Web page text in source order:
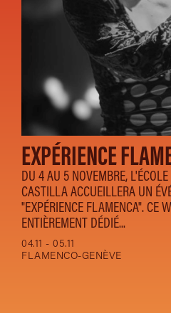
EXPÉRIENCE
DU 4 AU 5 NOVEMBRE,
CASTILLA ACCUEILLERA UN
"EXPÉRIENCE FLAMENCA". CE
ENTIÈREMENT DÉDIÉ...
04.11 - 05.11
FLAMENCO-GENÈVE